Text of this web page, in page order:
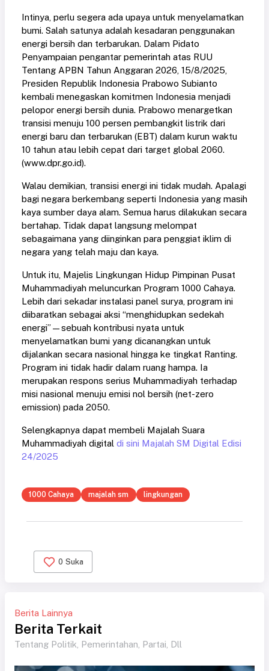
Intinya, perlu segera ada upaya untuk menyelamatkan
bumi. Salah satunya adalah kesadaran penggunakan
energi bersih dan terbarukan. Dalam Pidato
Penyampaian pengantar pemerintah atas RUU
Tentang APBN Tahun Anggaran 2026, 15/8/2025,
Presiden Republik Indonesia Prabowo Subianto
kembali menegaskan komitmen Indonesia menjadi
pelopor energi bersih dunia. Prabowo menargetkan
transisi menuju 100 persen pembangkit listrik dari
energi baru dan terbarukan (EBT) dalam kurun waktu
10 tahun atau lebih cepat dari target global 2060.
(www.dpr.go.id).
Walau demikian, transisi energi ini tidak mudah. Apalagi
bagi negara berkembang seperti Indonesia yang masih
kaya sumber daya alam. Semua harus dilakukan secara
bertahap. Tidak dapat langsung melompat
sebagaimana yang diinginkan para penggiat iklim di
negara yang telah maju dan kaya.
Untuk itu, Majelis Lingkungan Hidup Pimpinan Pusat
Muhammadiyah meluncurkan Program 1000 Cahaya.
Lebih dari sekadar instalasi panel surya, program ini
diibaratkan sebagai aksi “menghidupkan sedekah
energi”—sebuah kontribusi nyata untuk
menyelamatkan bumi yang dicanangkan untuk
dijalankan secara nasional hingga ke tingkat Ranting.
Program ini tidak hadir dalam ruang hampa. Ia
merupakan respons serius Muhammadiyah terhadap
misi nasional menuju emisi nol bersih (net-zero
emission) pada 2050.
Selengkapnya dapat membeli Majalah Suara
Muhammadiyah digital di sini Majalah SM Digital Edisi
24/2025
1000 Cahaya majalah sm lingkungan
0 Suka
Berita Lainnya
Berita Terkait
Tentang Politik, Pemerintahan, Partai, Dll